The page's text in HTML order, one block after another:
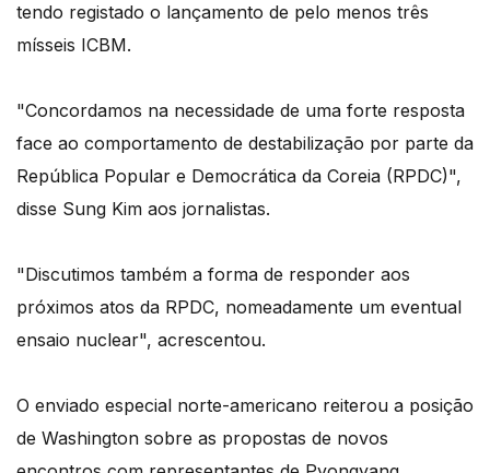
tendo registado o lançamento de pelo menos três
mísseis ICBM.
"Concordamos na necessidade de uma forte resposta
face ao comportamento de destabilização por parte da
República Popular e Democrática da Coreia (RPDC)",
disse Sung Kim aos jornalistas.
"Discutimos também a forma de responder aos
próximos ​​​​​​​atos da RPDC, nomeadamente um eventual
ensaio nuclear", acrescentou.
O enviado especial norte-americano reiterou a posição
de Washington sobre as propostas de novos